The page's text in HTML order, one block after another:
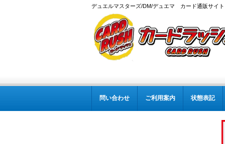
デュエルマスターズ/DM/デュエマ カード通販サイト
問い合わせ ご利用案内 状態表記